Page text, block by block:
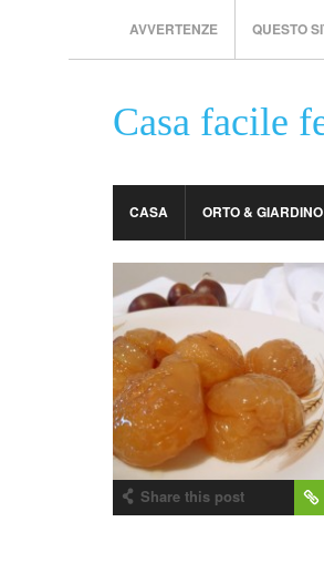
AVVERTENZE QUESTO
Casa facile
CASA ORTO & GIARDINO
Share this post